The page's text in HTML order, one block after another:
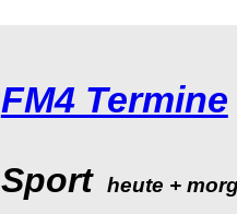
FM4Termine
Sport